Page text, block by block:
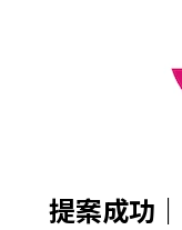
提案成功｜